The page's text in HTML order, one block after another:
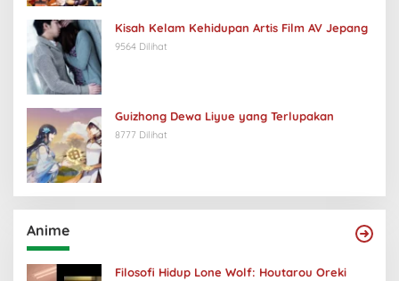
Kisah Kelam Kehidupan Artis Film AV Jepang
9564 Dilihat
Guizhong Dewa Liyue yang Terlupakan
8777 Dilihat
Anime
Filosofi Hidup Lone Wolf: Houtarou Oreki